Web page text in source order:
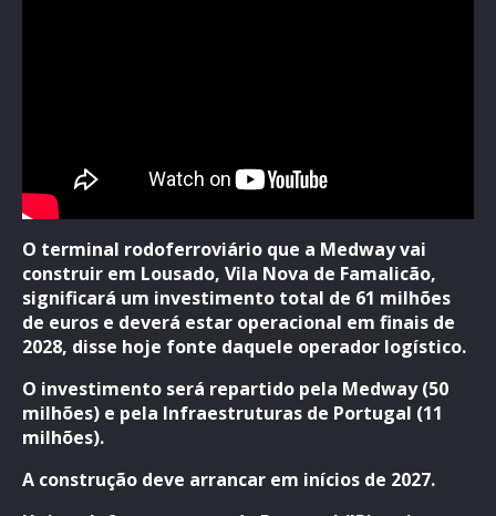
O terminal rodoferroviário que a Medway vai
construir em Lousado, Vila Nova de Famalicão,
significará um investimento total de 61 milhões
de euros e deverá estar operacional em finais de
2028, disse hoje fonte daquele operador logístico.
O investimento será repartido pela Medway (50
milhões) e pela Infraestruturas de Portugal (11
milhões).
A construção deve arrancar em inícios de 2027.